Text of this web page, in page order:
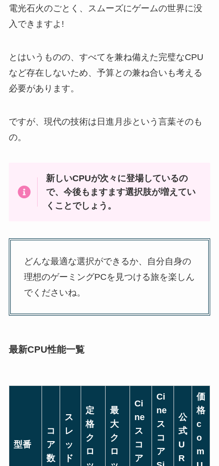
電光石火のごとく、スムーズにゲームの世界に没
入できますよ!
とはいうものの、すべてを兼ね備えた完璧なCPU
など存在しないため、予算との兼ね合いも考える
必要があります。
ですが、現代の技術は日進月歩という言葉そのも
の。
新しいCPUが次々に登場しているの
で、今後もますます選択肢が増えてい
くことでしょう。
どんな最適な選択ができるか、自分自身の
理想のゲーミングPCを見つける旅を楽しん
でくださいね。
最新CPU性能一覧
型番
コ
ア
数
ス
レ
ッ
ド
定
格
ク
ロ
最
大
ク
ロ
Ci
ne
ス
コ
ア
Ci
ne
ス
コ
ア
公
式
U
R
価
格
c
o
m